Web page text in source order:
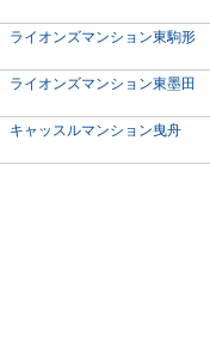
ライオンズマンション東駒形
ライオンズマンション東墨田
キャッスルマンション曳舟